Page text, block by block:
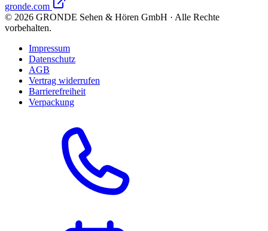
gronde.com
© 2026 GRONDE Sehen & Hören GmbH · Alle Rechte
vorbehalten.
Impressum
Datenschutz
AGB
Vertrag widerrufen
Barrierefreiheit
Verpackung